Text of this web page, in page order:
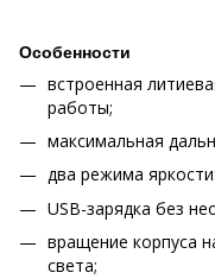
Особенности
встроенная
работы;
максимальная
два режима
USB-зарядка без
вращение корпуса
света;